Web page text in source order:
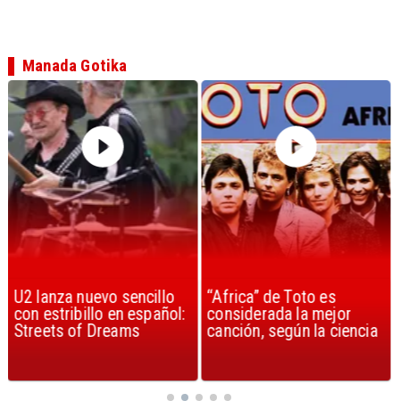
U2 lanza nuevo sencillo
con estribillo en español:
Streets of Dreams
“Africa” de Toto es
considerada la mejor
canción, según la ciencia
Manada Gotika